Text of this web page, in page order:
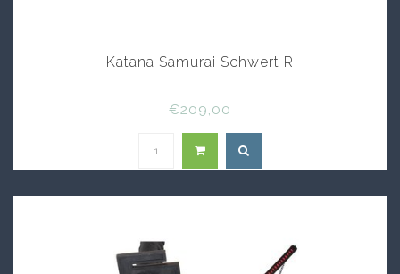
Katana Samurai Schwert R
€209,00